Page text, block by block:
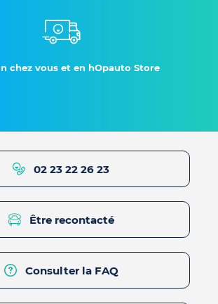
chez vous et en hOpauto Store
02 23 22 26 23
Être recontacté
Consulter la FAQ